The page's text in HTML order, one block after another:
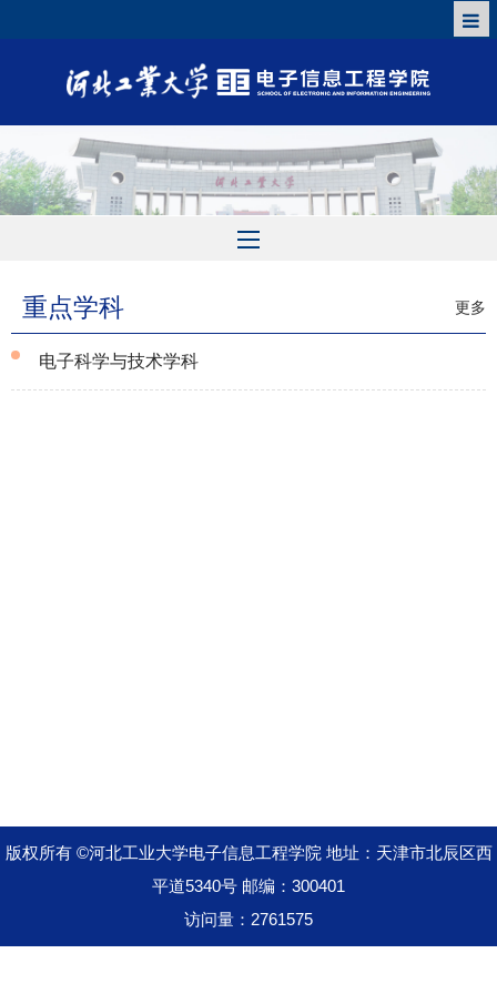
更多
重点学科
电子科学与技术学科
版权所有 ©河北工业大学电子信息工程学院 地址：天津市北辰区西
平道5340号 邮编：300401
访问量： 2761575